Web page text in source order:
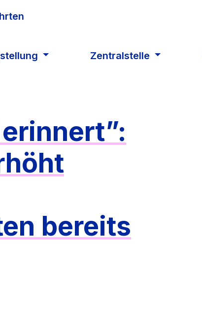
Zentralstelle
bereits